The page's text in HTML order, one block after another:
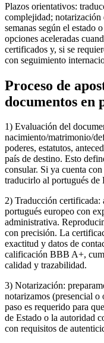
Plazos orientativos:
complejidad;
semanas según el estado
opciones aceleradas
certificados y, si se
con seguimiento
Proceso de
documentos en
1) Evaluación del
nacimiento/matrimonio/
poderes, estatutos,
país de destino. Esto
consular. Si ya cuenta
traducirlo al portugués de
2) Traducción certificada:
portugués europeo con
administrativa.
con precisión. La
exactitud y datos de
calificación BBB A+,
calidad y trazabilidad.
3) Notarización:
notarizamos (presencial o
paso es requerido para
de Estado o la autoridad
con requisitos de